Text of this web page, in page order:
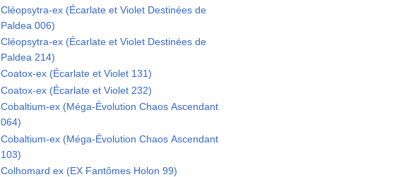
Cléopsytra-ex (Écarlate et Violet Destinées de
Paldea 006)
Cléopsytra-ex (Écarlate et Violet Destinées de
Paldea 214)
Coatox-ex (Écarlate et Violet 131)
Coatox-ex (Écarlate et Violet 232)
Cobaltium-ex (Méga-Évolution Chaos Ascendant
064)
Cobaltium-ex (Méga-Évolution Chaos Ascendant
103)
Colhomard ex (EX Fantômes Holon 99)